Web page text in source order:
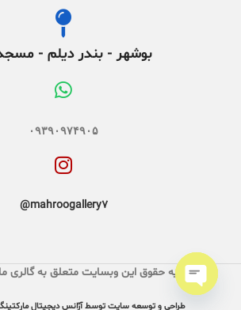
بوشهر - بندر دیلم -
۰۹۳۹۰۹۷۴۹۰۵
mahroogallery7@
کلیه حقوق این وبسایت متعلق به گالری
طراحی و توسعه سایت توسط آژانس دیجیتال
Open